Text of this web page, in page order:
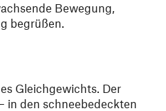
Bewegung,
begrüßen.
Gleichgewichts. Der
in den schneebedeckten